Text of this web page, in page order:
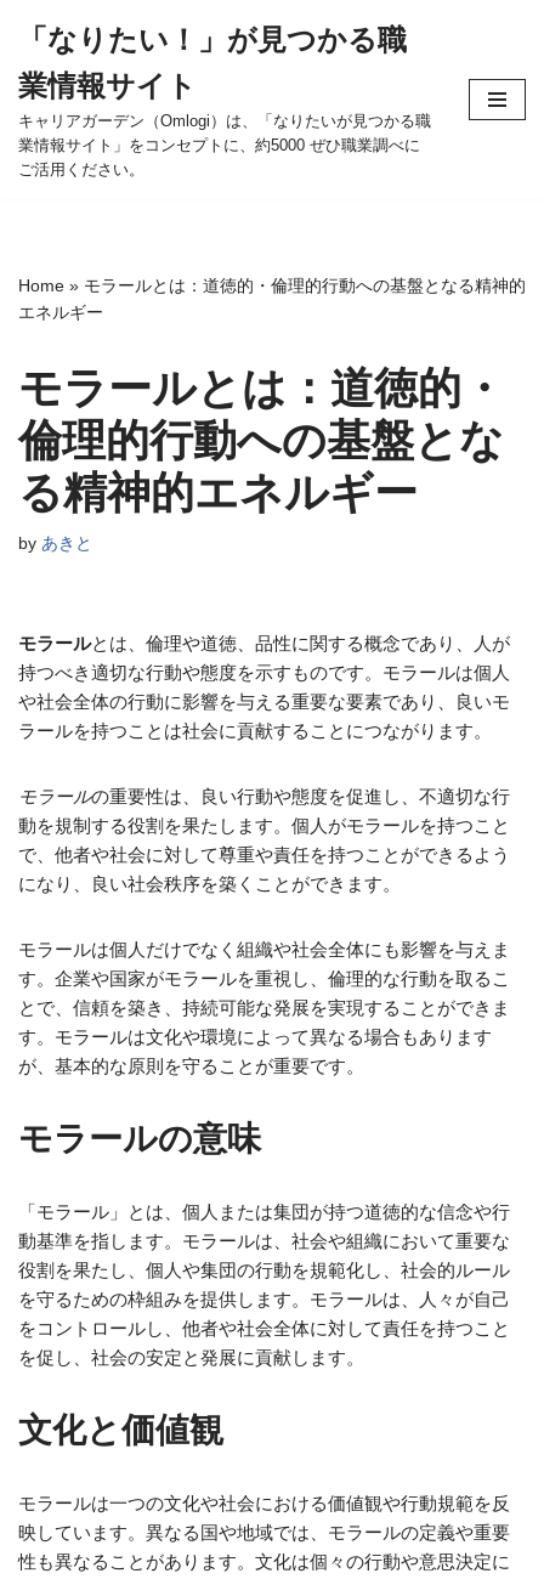
ン
テ
ン
ツ
ッ
「なりたい！」が見つかる職
業情報サイト
キャリアガーデン（Omlogi）は、「なりたいが見つかる職
業情報サイト」をコンセプトに、約5000 ぜひ職業調べに
ご活用ください。
Home » モラールとは：道徳的・倫理的行動への基盤となる精神的
エネルギー
モラールとは：道徳的・
倫理的行動への基盤とな
る精神的エネルギー
by あきと
モラールとは、倫理や道徳、品性に関する概念であり、人が
持つべき適切な行動や態度を示すものです。モラールは個人
や社会全体の行動に影響を与える重要な要素であり、良いモ
ラールを持つことは社会に貢献することにつながります。
モラールの重要性は、良い行動や態度を促進し、不適切な行
動を規制する役割を果たします。個人がモラールを持つこと
で、他者や社会に対して尊重や責任を持つことができるよう
になり、良い社会秩序を築くことができます。
モラールは個人だけでなく組織や社会全体にも影響を与えま
す。企業や国家がモラールを重視し、倫理的な行動を取るこ
とで、信頼を築き、持続可能な発展を実現することができま
す。モラールは文化や環境によって異なる場合もあります
が、基本的な原則を守ることが重要です。
モラールの意味
「モラール」とは、個人または集団が持つ道徳的な信念や行
動基準を指します。モラールは、社会や組織において重要な
役割を果たし、個人や集団の行動を規範化し、社会的ルール
を守るための枠組みを提供します。モラールは、人々が自己
をコントロールし、他者や社会全体に対して責任を持つこと
を促し、社会の安定と発展に貢献します。
文化と価値観
モラールは一つの文化や社会における価値観や行動規範を反
映しています。異なる国や地域では、モラールの定義や重要
性も異なることがあります。文化は個々の行動や意思決定に